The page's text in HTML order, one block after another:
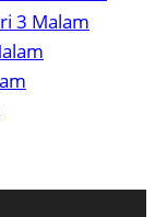
3 Malam